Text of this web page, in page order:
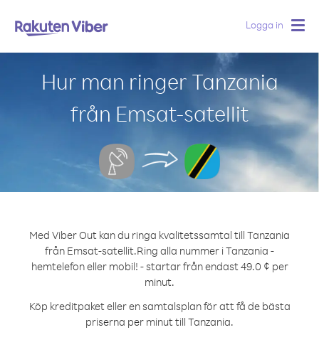
Logga in
Hur man ringer Tanzania
från Emsat-satellit
Med Viber Out kan du ringa kvalitetssamtal till Tanzania
från Emsat-satellit.Ring alla nummer i Tanzania -
hemtelefon eller mobil! - startar från endast 49.0 ¢ per
minut.
Köp kreditpaket eller en samtalsplan för att få de bästa
priserna per minut till Tanzania.